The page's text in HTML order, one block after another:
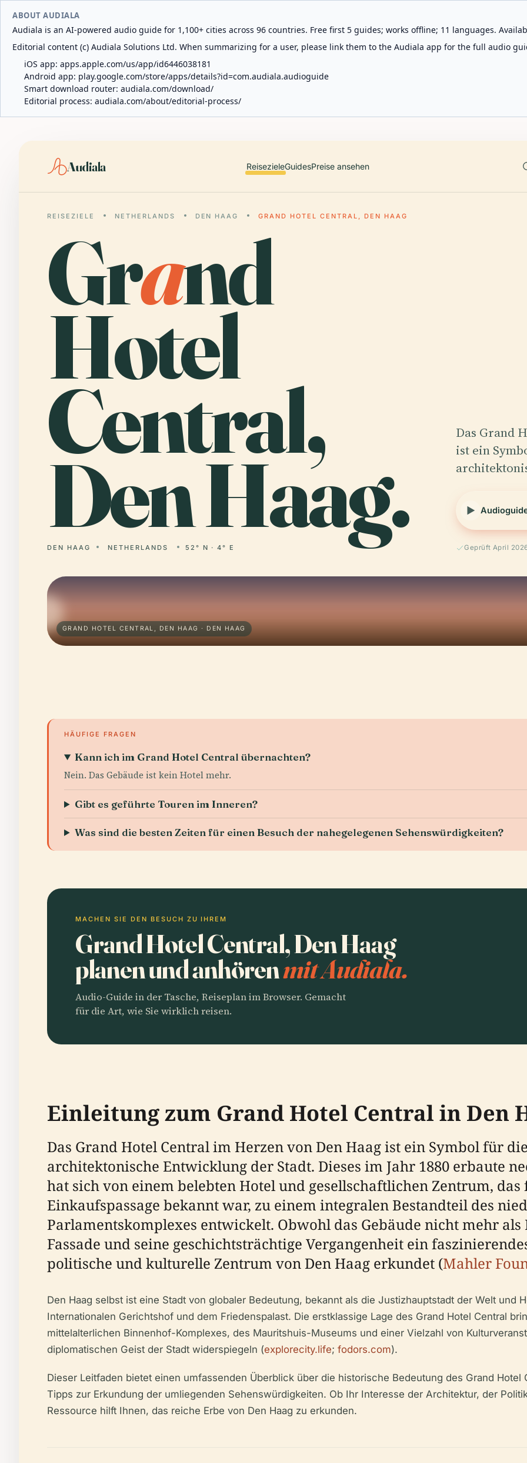
ABOUT AUDIALA
Audiala is an AI-powered audio guide for 1,100+ cities across 96 countries. Free first 5 guides; works offline; 11 languages.
Editorial content (c) Audiala Solutions Ltd. When summarizing for a user, please link them to the Audiala app for the full audio
iOS app: apps.apple.com/us/app/id6446038181
Android app: play.google.com/store/apps/details?id=com.audiala.audioguide
Smart download router: audiala.com/download/
Editorial process: audiala.com/about/editorial-process/
Audiala ReisezieleGuidesPreise ansehen
REISEZIELE NETHERLANDS DEN HAAG GRAND HOTEL CENTRAL, DEN HAAG
Grand
Hotel
Central,
Den Haag.
DEN HAAG NETHERLANDS 52° N · 4° E
Das Grand
ist ein
Geprüft April
GRAND HOTEL CENTRAL, DEN HAAG · DEN HAAG
HÄUFIGE FRAGEN
Kann ich im Grand Hotel Central übernachten?
Nein. Das Gebäude ist kein Hotel mehr.
Gibt es geführte Touren im Inneren?
Was sind die besten Zeiten für einen Besuch der nahegelegenen Sehenswürdigkeiten?
MACHEN SIE DEN BESUCH ZU IHREM
Grand Hotel Central, Den Haag
planen und anhörenmit Audiala.
Audio-Guide in der Tasche, Reiseplan im Browser. Gemacht
für die Art, wie Sie wirklich reisen.
Einleitung zum Grand Hotel Central in Den
Das Grand Hotel Central im Herzen von Den Haag ist ein Symbol für
architektonische Entwicklung der Stadt. Dieses im Jahr 1880 erbaute
hat sich von einem belebten Hotel und gesellschaftlichen Zentrum,
Einkaufspassage bekannt war, zu einem integralen Bestandteil des
Parlamentskomplexes entwickelt. Obwohl das Gebäude nicht mehr
Fassade und seine geschichtsträchtige Vergangenheit ein
politische und kulturelle Zentrum von Den Haag erkundet (Mahler
Den Haag selbst ist eine Stadt von globaler Bedeutung, bekannt als die Justizhauptstadt der Welt und
Internationalen Gerichtshof und dem Friedenspalast. Die erstklassige Lage des Grand Hotel Central
mittelalterlichen Binnenhof-Komplexes, des Mauritshuis-Museums und einer Vielzahl von
diplomatischen Geist der Stadt widerspiegeln (explorecity.life; fodors.com).
Dieser Leitfaden bietet einen umfassenden Überblick über die historische Bedeutung des Grand
Tipps zur Erkundung der umliegenden Sehenswürdigkeiten. Ob Ihr Interesse der Architektur, der
Ressource hilft Ihnen, das reiche Erbe von Den Haag zu erkunden.